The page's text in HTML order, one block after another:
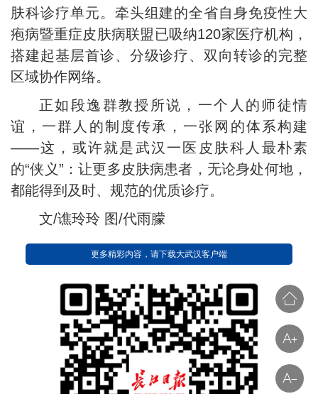
肤科诊疗单元。牵头组建的全省自身免疫性大
疱病暨重症皮肤病联盟已吸纳120家医疗机构，
搭建起基层首诊、分级诊疗、双向转诊的完整
区域协作网络。
正如段逸群教授所说，一个人的师徒情
谊，一群人的制度传承，一张网的体系构建
——这，或许就是武汉一医皮肤科人最朴素
的“侠义”：让更多皮肤病患者，无论身处何地，
都能得到及时、规范的优质诊疗。
文/谯玲玲 图/代雨朦
更多精彩内容，请下载大武汉客户端